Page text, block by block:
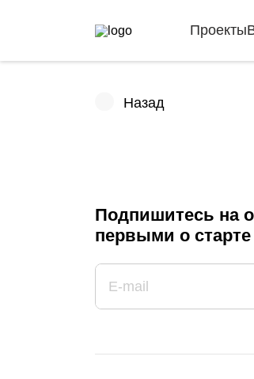
Проекты
Назад
Подпишитесь на
первыми о